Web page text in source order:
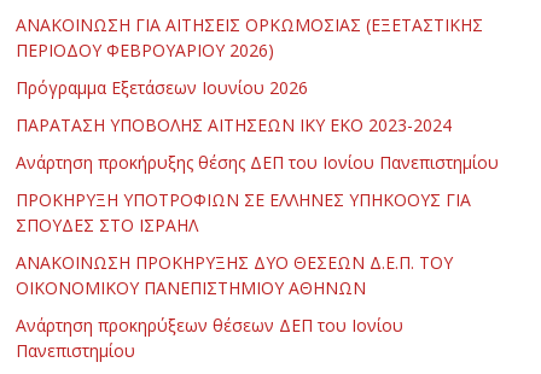
ΑΝΑΚΟΙΝΩΣΗ ΓΙΑ ΑΙΤΗΣΕΙΣ ΟΡΚΩΜΟΣΙΑΣ (ΕΞΕΤΑΣΤΙΚΗΣ
ΠΕΡΙΟΔΟΥ ΦΕΒΡΟΥΑΡΙΟΥ 2026)
Πρόγραμμα Εξετάσεων Ιουνίου 2026
ΠΑΡΑΤΑΣΗ ΥΠΟΒΟΛΗΣ ΑΙΤΗΣΕΩΝ ΙΚΥ ΕΚΟ 2023-2024
Ανάρτηση προκήρυξης θέσης ΔΕΠ του Ιονίου Πανεπιστημίου
ΠΡΟΚΗΡΥΞΗ ΥΠΟΤΡΟΦΙΩΝ ΣΕ ΕΛΛΗΝΕΣ ΥΠΗΚΟΟΥΣ ΓΙΑ
ΣΠΟΥΔΕΣ ΣΤΟ ΙΣΡΑΗΛ
ΑΝΑΚΟΙΝΩΣΗ ΠΡΟΚΗΡΥΞΗΣ ΔΥΟ ΘΕΣΕΩΝ Δ.Ε.Π. ΤΟΥ
ΟΙΚΟΝΟΜΙΚΟΥ ΠΑΝΕΠΙΣΤΗΜΙΟΥ ΑΘΗΝΩΝ
Ανάρτηση προκηρύξεων θέσεων ΔΕΠ του Ιονίου
Πανεπιστημίου